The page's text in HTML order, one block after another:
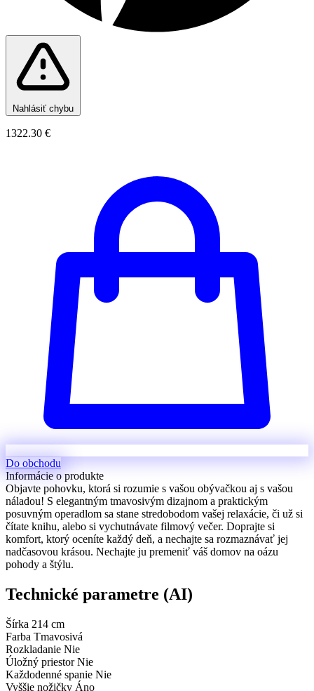
Nahlásiť chybu
1322.30 €
Do obchodu
Informácie o produkte
Objavte pohovku, ktorá si rozumie s vašou obývačkou aj s vašou
náladou! S elegantným tmavosivým dizajnom a praktickým
posuvným operadlom sa stane stredobodom vašej relaxácie, či už si
čítate knihu, alebo si vychutnávate filmový večer. Doprajte si
komfort, ktorý oceníte každý deň, a nechajte sa rozmaznávať jej
nadčasovou krásou. Nechajte ju premeniť váš domov na oázu
pohody a štýlu.
Technické parametre (AI)
Šírka 214 cm
Farba Tmavosivá
Rozkladanie Nie
Úložný priestor Nie
Každodenné spanie Nie
Vyššie nožičky Áno